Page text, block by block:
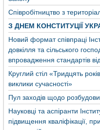
Співробітництво з
З ДНЕМ КОНСТИТУЦІЇ
Новий формат співпраці
довкілля та сільського
впровадження стандартів
Круглий стіл «Тридцять
виклики сучасності»
Пул заходів щодо
Науковці та аспіранти
підвищення кваліфікації,